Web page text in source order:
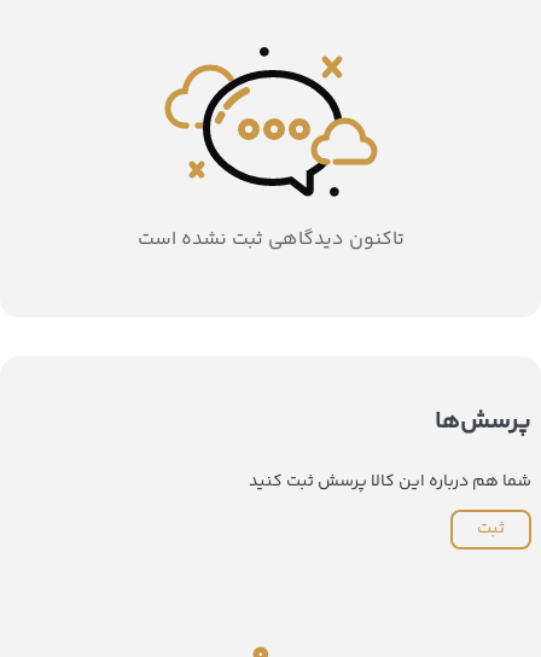
تاکنون دیدگاهی ثبت نشده است
پرسش‌ها
شما هم درباره این کالا پرسش ثبت کنید
ثبت